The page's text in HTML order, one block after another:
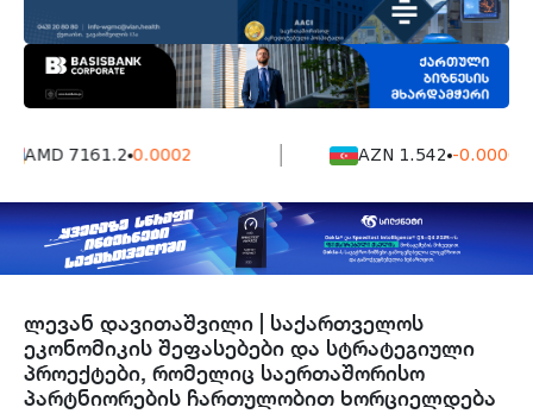
AMD 7161.2 0.0002 AZN 1.542 -0.0006
ლევან დავითაშვილი | საქართველოს
ეკონომიკის შეფასებები და სტრატეგიული
პროექტები, რომელიც საერთაშორისო
პარტნიორების ჩართულობით ხორციელდება